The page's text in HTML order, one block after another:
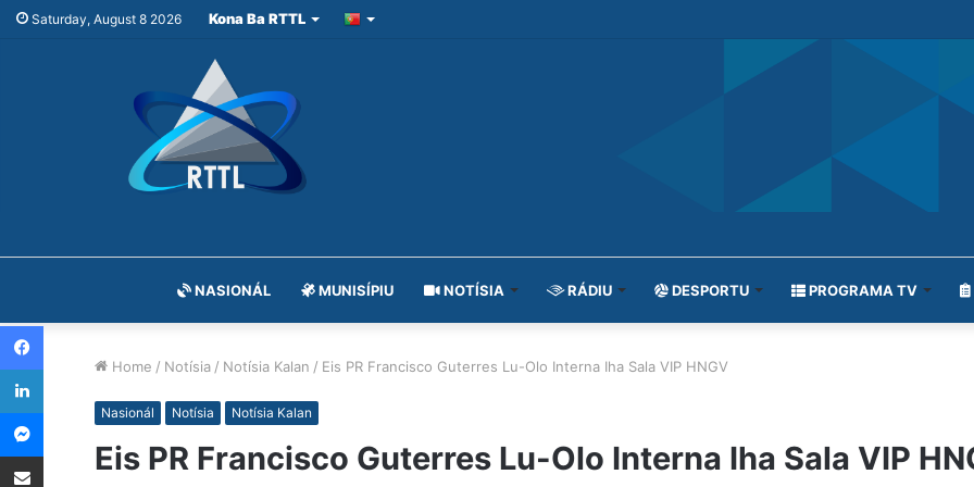
Saturday, August 8 2026 Kona Ba RTTL
NASIONÁL MUNISÍPIU NOTÍSIA RÁDIU DESPORTU PROGRAMA TV
Home / Notísia / Notísia Kalan / Eis PR Francisco Guterres Lu-Olo Interna Iha Sala VIP HNGV
Nasionál Notísia Notísia Kalan
Eis PR Francisco Guterres Lu-Olo Interna Iha Sala VIP
Facebook
LinkedIn
Messenger